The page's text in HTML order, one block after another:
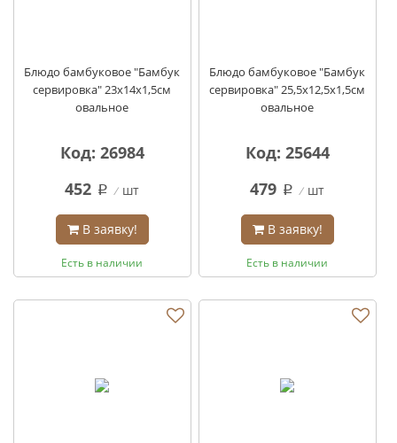
Блюдо бамбуковое "Бамбук
сервировка" 23х14х1,5см
овальное
Код: 26984
452 q шт
В заявку!
Есть в наличии
Блюдо бамбуковое "Бамбук
сервировка" 25,5х12,5х1,5см
овальное
Код: 25644
479 q шт
В заявку!
Есть в наличии